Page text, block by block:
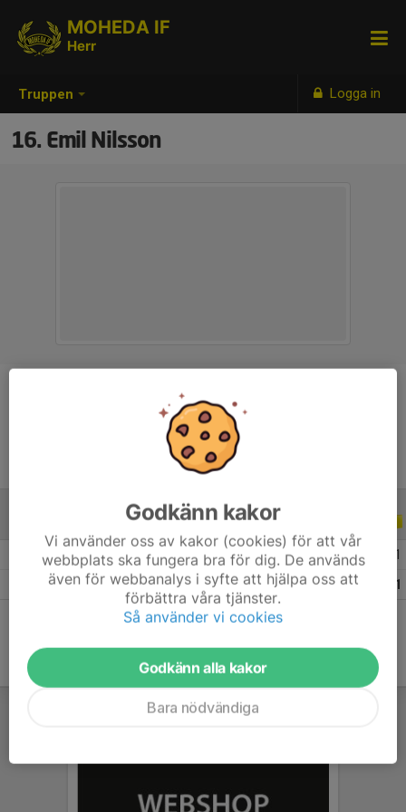
Truppen Logga in
MOHEDA IF
Herr
16. Emil Nilsson
23 år
ALLA ÅR
2026 14 4 4 1
Totalt 14 4 1
Godkänn kakor
Vi använder oss av kakor (cookies) för att vår
webbplats ska fungera bra för dig. De används
även för webbanalys i syfte att hjälpa oss att
förbättra våra tjänster.
Så använder vi cookies
Godkänn alla kakor
Bara nödvändiga